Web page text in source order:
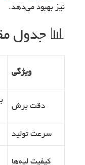
نیز بهبود می‌دهد.
📊 جدول
ویژگی
دقت برش
سرعت تولید
کیفیت لبه‌ها